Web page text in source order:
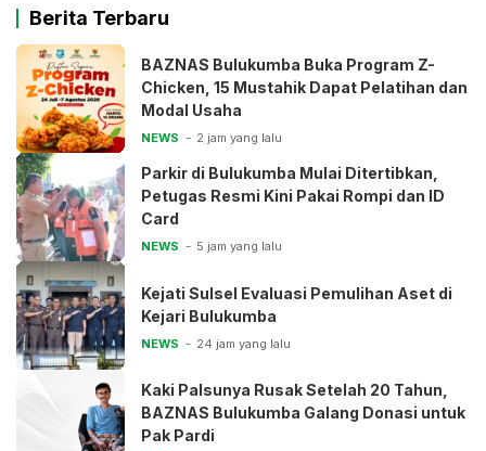
Berita Terbaru
BAZNAS Bulukumba Buka Program Z-
Chicken, 15 Mustahik Dapat Pelatihan dan
Modal Usaha
NEWS 2 jam yang lalu
Parkir di Bulukumba Mulai Ditertibkan,
Petugas Resmi Kini Pakai Rompi dan ID
Card
NEWS 5 jam yang lalu
Kejati Sulsel Evaluasi Pemulihan Aset di
Kejari Bulukumba
NEWS 24 jam yang lalu
Kaki Palsunya Rusak Setelah 20 Tahun,
BAZNAS Bulukumba Galang Donasi untuk
Pak Pardi